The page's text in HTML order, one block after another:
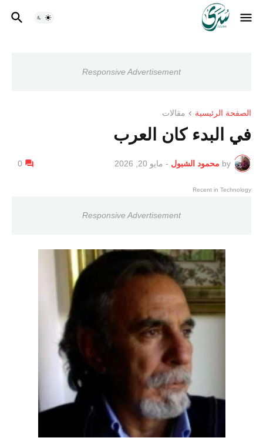
Responsive Advertisement
الصفحة الرئيسية مقالات
في البدء كان العرب
by محمود الشبول - مايو 20, 2026 0
Recent in Technology
Responsive Advertisement